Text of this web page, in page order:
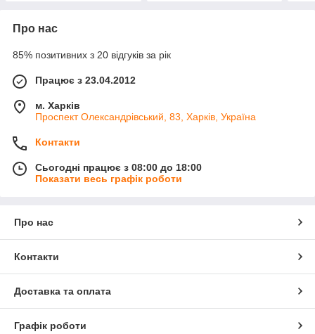
Про нас
85% позитивних з 20 відгуків за рік
Працює з 23.04.2012
м. Харків
Проспект Олександрівський, 83, Харків, Україна
Контакти
Сьогодні працює з 08:00 до 18:00
Показати весь графік роботи
Про нас
Контакти
Доставка та оплата
Графік роботи